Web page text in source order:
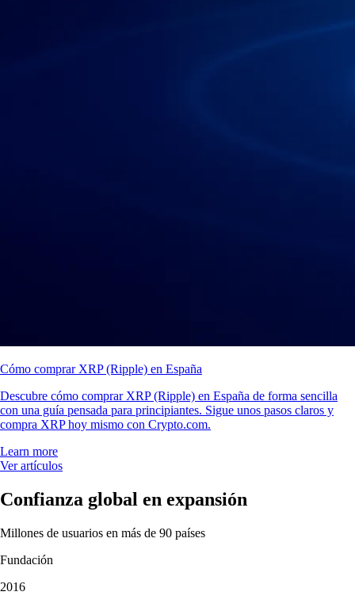
Cómo comprar XRP (Ripple) en España
Descubre cómo comprar XRP (Ripple) en España de forma sencilla
con una guía pensada para principiantes. Sigue unos pasos claros y
compra XRP hoy mismo con Crypto.com.
Learn more
Ver artículos
Confianza global en expansión
Millones de usuarios en más de 90 países
Fundación
2016